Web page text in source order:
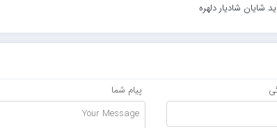
شایان شادیار دلهره
پیام شما